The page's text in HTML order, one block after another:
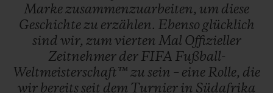
Markezusammenzuarbeiten, um diese
Geschichtezu erzählen. Ebenso glücklich
sind wir, zum vierten Mal Offizieller
Zeitnehmer der FIFA Fußball-
Weltmeisterschaft™ zu sein – eine Rolle, die
wir bereitsseit dem Turnier in Südafrika